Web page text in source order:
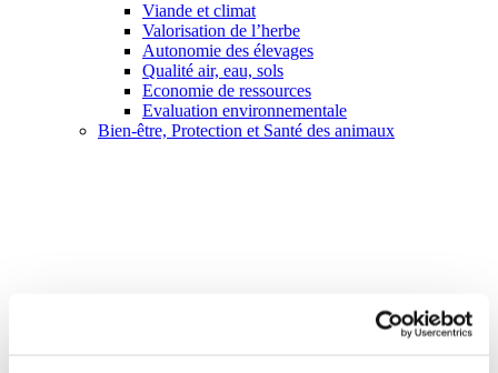
Viande et climat
Valorisation de l’herbe
Autonomie des élevages
Qualité air, eau, sols
Economie de ressources
Evaluation environnementale
Bien-être, Protection et Santé des animaux